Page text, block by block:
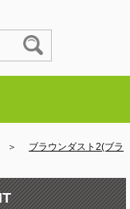
＞ ブラウンダスト2(ブラ